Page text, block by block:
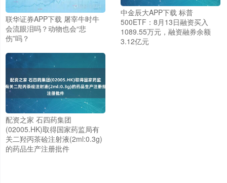
联华证券APP下载 屠宰牛时牛
会流眼泪吗？动物也会“悲
伤”吗？
中金辰大APP下载 标普
500ETF：8月13日融资买入
1089.55万元，融资融券余额
3.12亿元
配资之家 石四药集团
(02005.HK)取得国家药监局有
关二羟丙茶硷注射液(2ml:0.3g)
的药品生产注册批件